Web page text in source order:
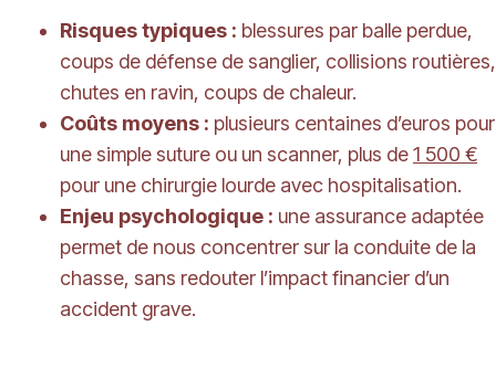
Risques typiques : blessures par balle perdue,
coups de défense de sanglier, collisions routières,
chutes en ravin, coups de chaleur.
Coûts moyens : plusieurs centaines d’euros pour
une simple suture ou un scanner, plus de1 500 €
pour une chirurgie lourde avec hospitalisation.
Enjeu psychologique : une assurance adaptée
permet de nous concentrer sur la conduite de la
chasse, sans redouter l’impact financier d’un
accident grave.